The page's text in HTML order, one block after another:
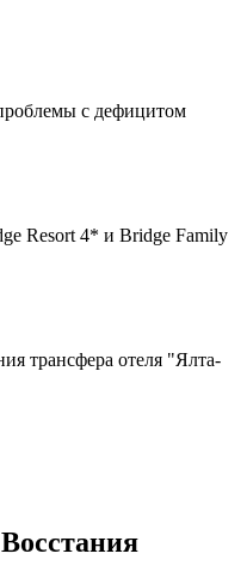
с дефицитом
Resort 4* и Bridge Family
трансфера отеля "Ялта-